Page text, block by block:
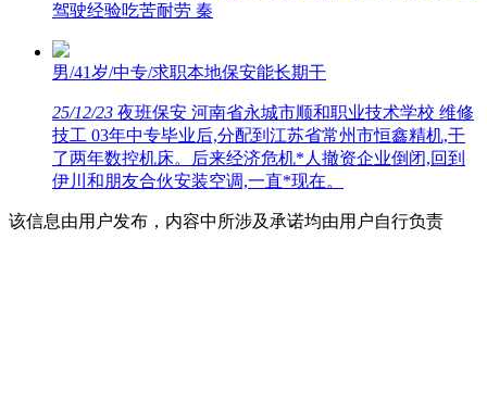
驾驶经验吃苦耐劳 秦
男/41岁/中专/求职本地保安能长期干
25/12/23 夜班保安 河南省永城市顺和职业技术学校 维修
技工 03年中专毕业后,分配到江苏省常州市恒鑫精机,干
了两年数控机床。后来经济危机*人撤资企业倒闭,回到
伊川和朋友合伙安装空调,一直*现在。
该信息由用户发布，内容中所涉及承诺均由用户自行负责